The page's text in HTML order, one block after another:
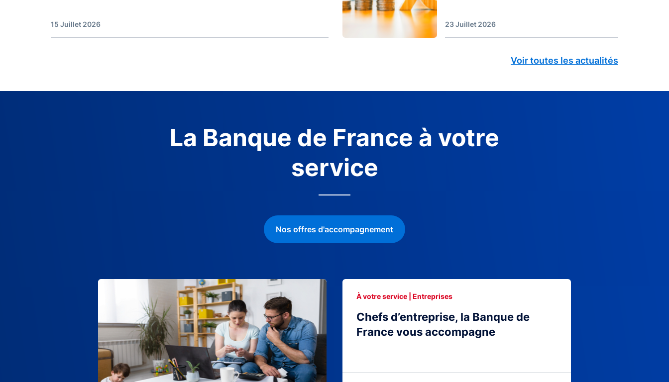
15 Juillet 2026 23 Juillet 2026
Voir toutes les actualités
La Banque de France à votre
service
Nos offres d'accompagnement
Chefs d’entreprise, la Banque de
France vous accompagne
À votre service | Entreprises